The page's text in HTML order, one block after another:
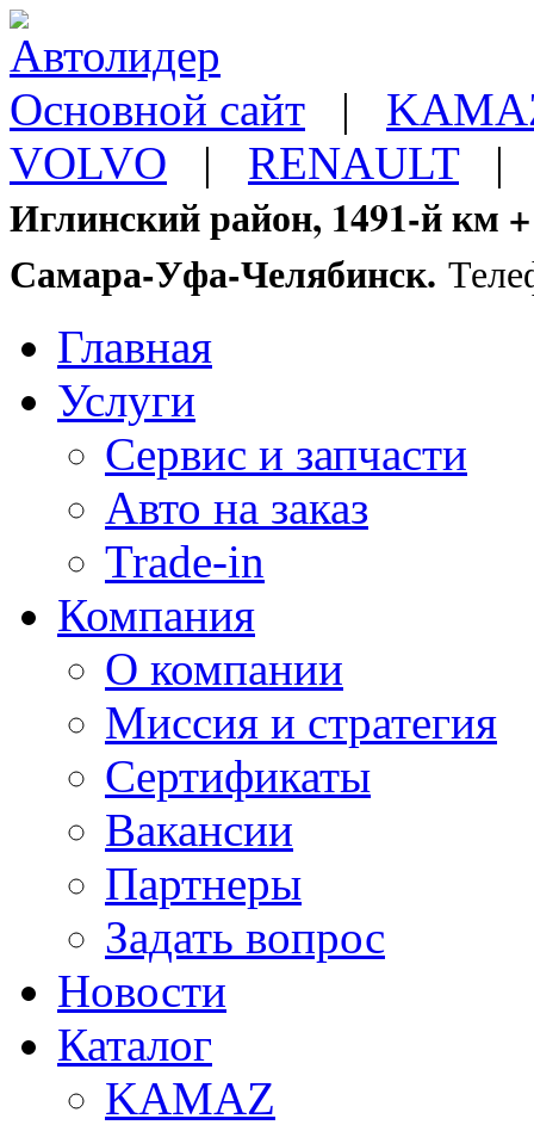
Основной сайт |
VOLVO | RENAULT
Иглинский район, 1491-й км
Самара-Уфа-Челябинск.
Главная
Услуги
Сервис и запчасти
Авто на заказ
Trade-in
Компания
О компании
Миссия и стратегия
Сертификаты
Вакансии
Партнеры
Задать вопрос
Новости
Каталог
KAMAZ